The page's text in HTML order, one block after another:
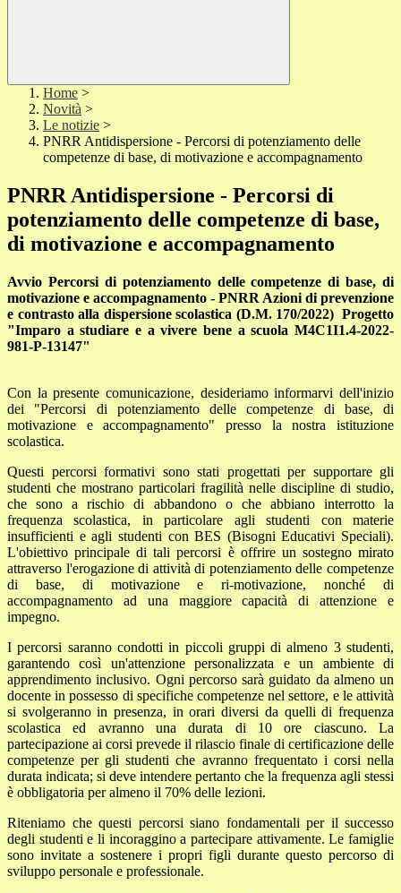
Home >
Novità >
Le notizie >
PNRR Antidispersione - Percorsi di potenziamento delle
competenze di base, di motivazione e accompagnamento
PNRR Antidispersione - Percorsi di
potenziamento delle competenze di base,
di motivazione e accompagnamento
Avvio Percorsi di potenziamento delle competenze di base, di
motivazione e accompagnamento - PNRR Azioni di prevenzione
e contrasto alla dispersione scolastica (D.M. 170/2022) Progetto
"Imparo a studiare e a vivere bene a scuola M4C1I1.4-2022-
981-P-13147"
Con la presente comunicazione, desideriamo informarvi dell'inizio
dei "Percorsi di potenziamento delle competenze di base, di
motivazione e accompagnamento" presso la nostra istituzione
scolastica.
Questi percorsi formativi sono stati progettati per supportare gli
studenti che mostrano particolari fragilità nelle discipline di studio,
che sono a rischio di abbandono o che abbiano interrotto la
frequenza scolastica, in particolare agli studenti con materie
insufficienti e agli studenti con BES (Bisogni Educativi Speciali).
L'obiettivo principale di tali percorsi è offrire un sostegno mirato
attraverso l'erogazione di attività di potenziamento delle competenze
di base, di motivazione e ri-motivazione, nonché di
accompagnamento ad una maggiore capacità di attenzione e
impegno.
I percorsi saranno condotti in piccoli gruppi di almeno 3 studenti,
garantendo così un'attenzione personalizzata e un ambiente di
apprendimento inclusivo. Ogni percorso sarà guidato da almeno un
docente in possesso di specifiche competenze nel settore, e le attività
si svolgeranno in presenza, in orari diversi da quelli di frequenza
scolastica ed avranno una durata di 10 ore ciascuno. La
partecipazione ai corsi prevede il rilascio finale di certificazione delle
competenze per gli studenti che avranno frequentato i corsi nella
durata indicata; si deve intendere pertanto che la frequenza agli stessi
è obbligatoria per almeno il 70% delle lezioni.
Riteniamo che questi percorsi siano fondamentali per il successo
degli studenti e li incoraggino a partecipare attivamente. Le famiglie
sono invitate a sostenere i propri figli durante questo percorso di
sviluppo personale e professionale.